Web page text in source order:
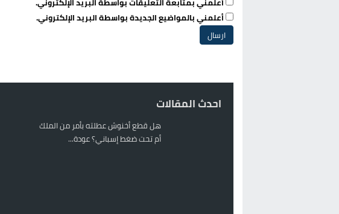
أعلمني بالمواضيع الجديدة بواسطة البريد الإلكتروني.
احدث المقالات
هل قطع أخنوش عطلته بأمر من الملك
أم تحت ضغط إسباني؟ عودة...